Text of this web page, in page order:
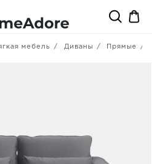
мебель Диваны Прямые